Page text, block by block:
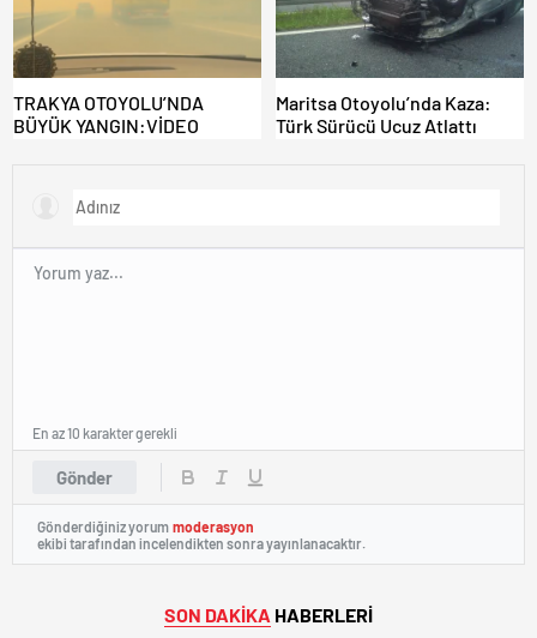
TRAKYA OTOYOLU’NDA
BÜYÜK YANGIN:VİDEO
Maritsa Otoyolu’nda Kaza:
Türk Sürücü Ucuz Atlattı
Gönder
En az 10 karakter gerekli
Gönderdiğiniz yorum moderasyon
ekibi tarafından incelendikten sonra yayınlanacaktır.
SON DAKİKA HABERLERİ